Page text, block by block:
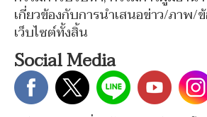
เกี่ยวข้องกับการนำเสนอข่าว/ภาพ/
เว็บไซต์ทั้งสิ้น
Social Media